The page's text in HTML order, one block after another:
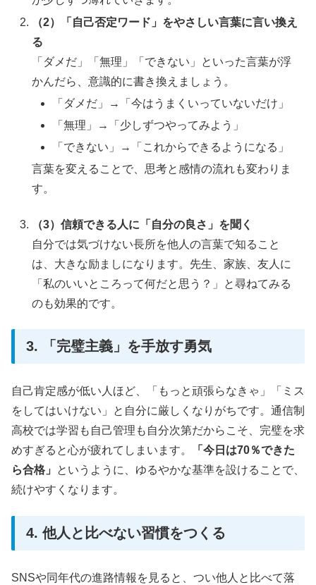
（2）「自己否定ワード」をやさしい言葉に言い換え
る
「ダメだ」「無理」「できない」といった言葉が浮
かんだら、意識的に書き換えましょう。
「ダメだ」→「今はうまくいっていないだけ」
「無理」→「少しずつやってみよう」
「できない」→「これからできるようになる」
言葉を変えることで、思考と感情の流れも変わりま
す。
（3）信頼できる人に「自分の良さ」を聞く
自分では気づけない長所を他人の言葉で知ること
は、大きな励ましになります。先生、家族、友人に
「私のいいところって何だと思う？」と尋ねてみる
のも効果的です。
3. 「完璧主義」を手放す勇気
自己肯定感が低い人ほど、「もっと頑張らなきゃ」「ミス
をしてはいけない」と自分に厳しくなりがちです。通信制
高校では学習も自己管理も自分次第だからこそ、完璧を求
めすぎると心が疲れてしまいます。
「今日は70％できた
ら合格」
というように、ゆるやかな基準を設けることで、
続けやすくなります。
4. 他人と比べない習慣をつくる
SNSや同年代の進路情報を見ると、つい他人と比べて落